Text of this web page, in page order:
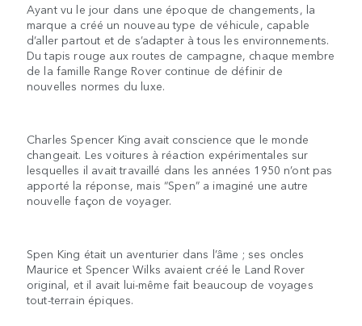
Ayant vu le jour dans une époque de changements, la
marque a créé un nouveau type de véhicule, capable
d’aller partout et de s’adapter à tous les environnements.
Du tapis rouge aux routes de campagne, chaque membre
de la famille Range Rover continue de définir de
nouvelles normes du luxe.
Charles Spencer King avait conscience que le monde
changeait. Les voitures à réaction expérimentales sur
lesquelles il avait travaillé dans les années 1950 n’ont pas
apporté la réponse, mais “Spen” a imaginé une autre
nouvelle façon de voyager.
Spen King était un aventurier dans l’âme ; ses oncles
Maurice et Spencer Wilks avaient créé le Land Rover
original, et il avait lui-même fait beaucoup de voyages
tout-terrain épiques.